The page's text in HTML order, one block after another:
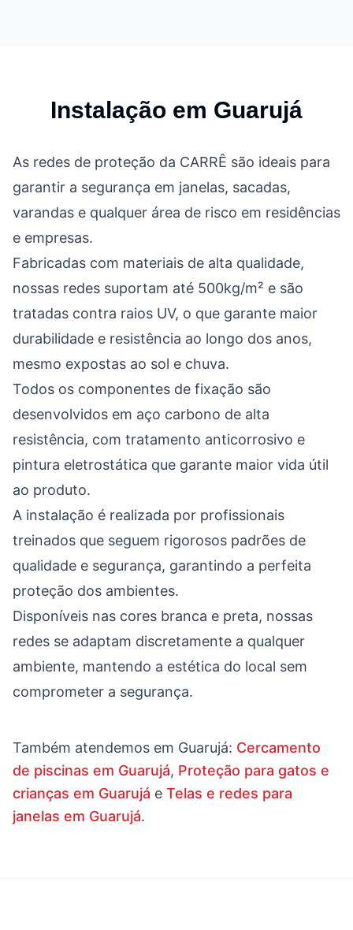
Instalação em Guarujá
As redes de proteção da CARRÊ são ideais para
garantir a segurança em janelas, sacadas,
varandas e qualquer área de risco em residências
e empresas.
Fabricadas com materiais de alta qualidade,
nossas redes suportam até 500kg/m² e são
tratadas contra raios UV, o que garante maior
durabilidade e resistência ao longo dos anos,
mesmo expostas ao sol e chuva.
Todos os componentes de fixação são
desenvolvidos em aço carbono de alta
resistência, com tratamento anticorrosivo e
pintura eletrostática que garante maior vida útil
ao produto.
A instalação é realizada por profissionais
treinados que seguem rigorosos padrões de
qualidade e segurança, garantindo a perfeita
proteção dos ambientes.
Disponíveis nas cores branca e preta, nossas
redes se adaptam discretamente a qualquer
ambiente, mantendo a estética do local sem
comprometer a segurança.
Também atendemos em Guarujá: Cercamento
de piscinas em Guarujá, Proteção para gatos e
crianças em Guarujá e Telas e redes para
janelas em Guarujá.